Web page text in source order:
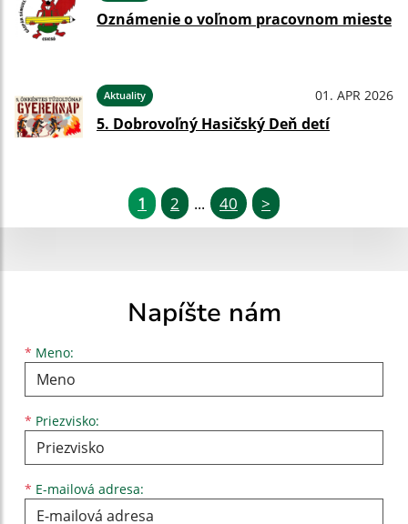
Oznámenie o voľnom pracovnom mieste
Aktuality 01. APR 2026
5. Dobrovoľný Hasičský Deň detí
1 2 ... 40 >
Napíšte nám
* Meno:
Meno
* Priezvisko:
Priezvisko
* E-mailová adresa:
E-mailová adresa